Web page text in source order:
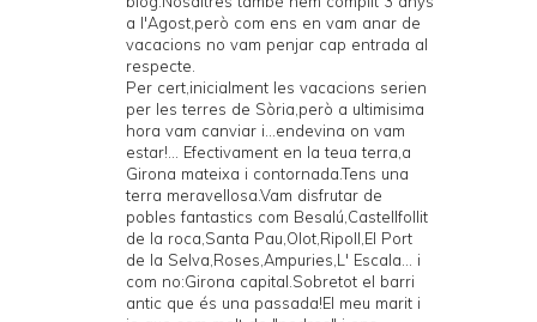
a l'Agost,però com ens en vam anar de
vacacions no vam penjar cap entrada al
respecte.
Per cert,inicialment les vacacions serien
per les terres de Sòria,però a ultimisima
hora vam canviar i...endevina on vam
estar!... Efectivament en la teua terra,a
Girona mateixa i contornada.Tens una
terra meravellosa.Vam disfrutar de
pobles fantastics com Besalú,Castellfollit
de la roca,Santa Pau,Olot,Ripoll,El Port
de la Selva,Roses,Ampuries,L' Escala... i
com no:Girona capital.Sobretot el barri
antic que és una passada!El meu marit i